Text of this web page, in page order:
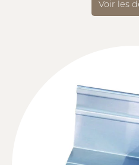
Voir les